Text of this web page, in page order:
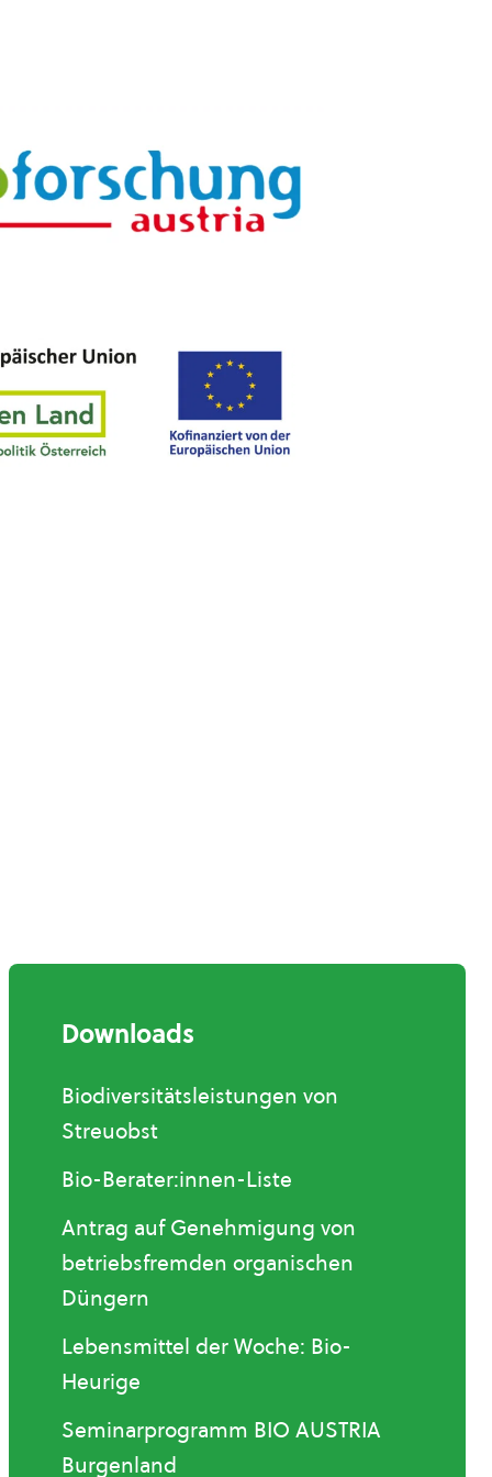
Downloads
Biodiversitätsleistungen von
Streuobst
Bio-Berater:innen-Liste
Antrag auf Genehmigung von
betriebsfremden organischen
Düngern
Lebensmittel der Woche: Bio-
Heurige
Seminarprogramm BIO AUSTRIA
Burgenland